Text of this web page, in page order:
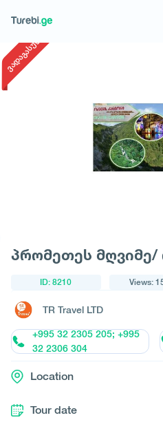
Request
ვადაგასული
პრომეთეს მღვიმე/
ID: 8210 Views:
TR Travel LTD
+995 32 2305 205; +995
32 2306 304
Location
Tour date